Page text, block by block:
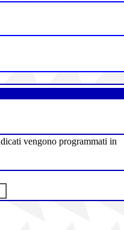
vengono programmati in